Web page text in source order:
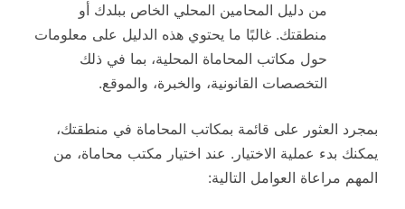
من دليل المحامين المحلي الخاص ببلدك أو
منطقتك. غالبًا ما يحتوي هذه الدليل على معلومات
حول مكاتب المحاماة المحلية، بما في ذلك
التخصصات القانونية، والخبرة، والموقع.
بمجرد العثور على قائمة بمكاتب المحاماة في منطقتك،
يمكنك بدء عملية الاختيار. عند اختيار مكتب محاماة، من
المهم مراعاة العوامل التالية: